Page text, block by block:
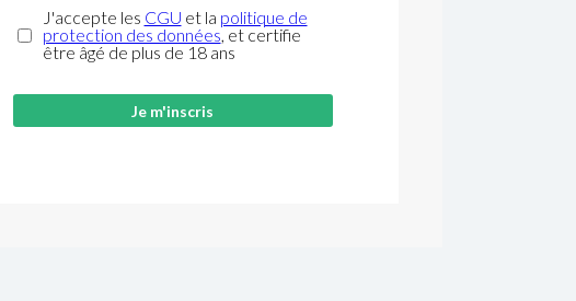
J'accepte les CGU et la politique de
protection des données, et certifie
être âgé de plus de 18 ans